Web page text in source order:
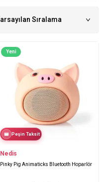
Yeni
Peşin Taksit
Nedis
Pinky Pig Animaticks Bluetooth Hoparlör